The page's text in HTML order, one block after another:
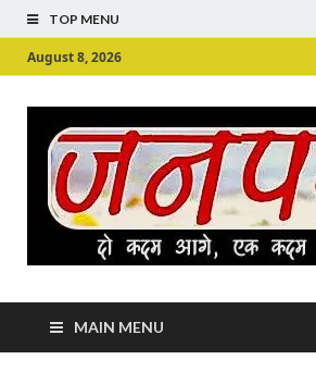
TOP MENU
August 8, 2026
MAIN MENU